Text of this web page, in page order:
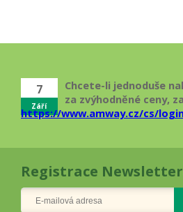
7
Září
Chcete-li jednoduše
za zvýhodněné ceny,
https://www.amway.cz/cs/
Registrace